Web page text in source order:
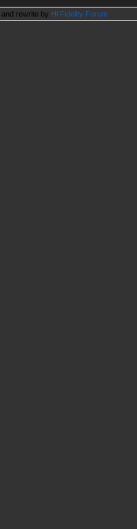
and rewrite by Hi Fidelity Forum